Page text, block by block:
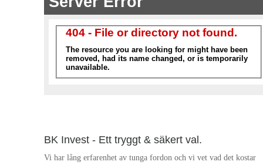
BK Invest - Ett tryggt & säkert val.
Vi har lång erfarenhet av tunga fordon och vi vet vad det kostar